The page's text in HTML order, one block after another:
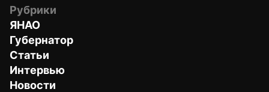
Рубрики
ЯНАО
Губернатор
Статьи
Интервью
Новости